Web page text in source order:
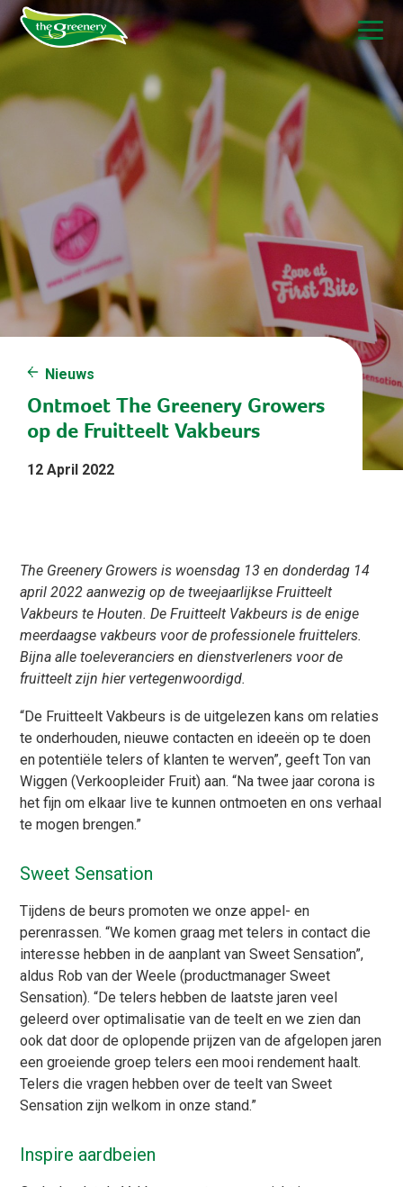
Nieuws
Ontmoet The Greenery Growers
op de Fruitteelt Vakbeurs
12 April 2022
The Greenery Growers is woensdag 13 en donderdag 14
april 2022 aanwezig op de tweejaarlijkse Fruitteelt
Vakbeurs te Houten. De Fruitteelt Vakbeurs is de enige
meerdaagse vakbeurs voor de professionele fruittelers.
Bijna alle toeleveranciers en dienstverleners voor de
fruitteelt zijn hier vertegenwoordigd.
“De Fruitteelt Vakbeurs is de uitgelezen kans om relaties
te onderhouden, nieuwe contacten en ideeën op te doen
en potentiële telers of klanten te werven”, geeft Ton van
Wiggen (Verkoopleider Fruit) aan. “Na twee jaar corona is
het fijn om elkaar live te kunnen ontmoeten en ons verhaal
te mogen brengen.”
Sweet Sensation
Tijdens de beurs promoten we onze appel- en
perenrassen. “We komen graag met telers in contact die
interesse hebben in de aanplant van Sweet Sensation”,
aldus Rob van der Weele (productmanager Sweet
Sensation). “De telers hebben de laatste jaren veel
geleerd over optimalisatie van de teelt en we zien dan
ook dat door de oplopende prijzen van de afgelopen jaren
een groeiende groep telers een mooi rendement haalt.
Telers die vragen hebben over de teelt van Sweet
Sensation zijn welkom in onze stand.”
Inspire aardbeien